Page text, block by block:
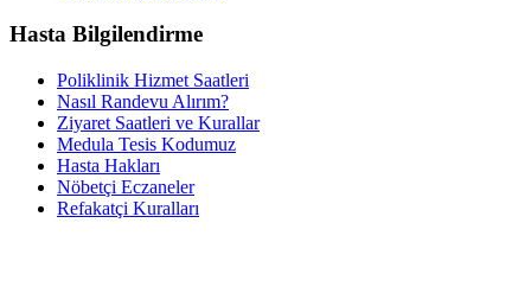
Hasta Bilgilendirme
Poliklinik Hizmet Saatleri
Nasıl Randevu Alırım?
Ziyaret Saatleri ve Kurallar
Medula Tesis Kodumuz
Hasta Hakları
Nöbetçi Eczaneler
Refakatçi Kuralları